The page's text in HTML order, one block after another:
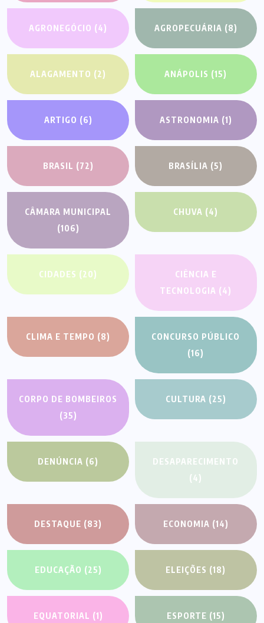
AGRONEGÓCIO (4) AGROPECUÁRIA (8)
ALAGAMENTO (2) ANÁPOLIS (15)
ARTIGO (6) ASTRONOMIA (1)
BRASIL (72) BRASÍLIA (5)
CÂMARA MUNICIPAL
(106)
CHUVA (4)
CIDADES (20)
CIÊNCIA E
TECNOLOGIA (4)
CLIMA E TEMPO (8)
CONCURSO PÚBLICO
(16)
CORPO DE BOMBEIROS
(35)
CULTURA (25)
DENÚNCIA (6)
DESAPARECIMENTO
(4)
DESTAQUE (83) ECONOMIA (14)
EDUCAÇÃO (25) ELEIÇÕES (18)
EQUATORIAL (1) ESPORTE (15)